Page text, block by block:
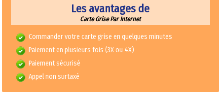
Les avantages de
Carte Grise Par Internet
Commander votre carte grise en quelques minutes
Paiement en plusieurs fois (3X ou 4X)
Paiement sécurisé
Appel non surtaxé